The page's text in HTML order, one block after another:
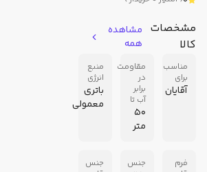
مشخصات
کالا
مشاهده
همه
مناسب
برای
آقایان
مقاومت
در
برابر
آب تا
50
متر
منبع
انرژی
باتری
معمولی
فرم
جنس
جنس